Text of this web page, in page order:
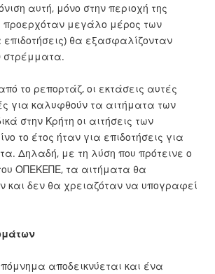
αυτή, μόνο στην περιοχή της
προερχόταν μεγάλο μέρος των
επιδοτήσεις) θα εξασφαλίζονταν
στρέμματα.
το ρεπορτάζ, οι εκτάσεις αυτές
για καλυφθούν τα αιτήματα των
στην Κρήτη οι αιτήσεις των
το έτος ήταν για επιδοτήσεις για
Δηλαδή, με τη λύση που πρότεινε ο
ΟΠΕΚΕΠΕ, τα αιτήματα θα
και δεν θα χρειαζόταν να υπογραφεί
αποδεικνύεται και ένα